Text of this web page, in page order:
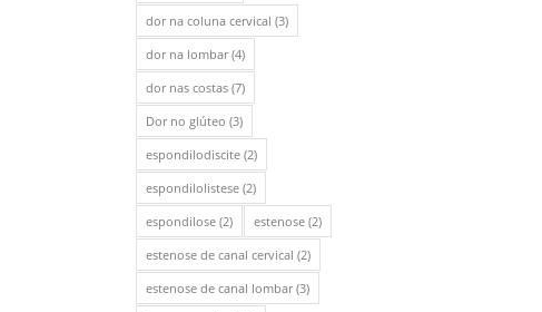
dor na coluna cervical (3)
dor na lombar(4)
dor nas costas(7)
Dor no glúteo (3)
espondilodiscite(2)
espondilolistese(2)
espondilose(2) estenose(2)
estenose de canal cervical (2)
estenose de canal lombar(3)